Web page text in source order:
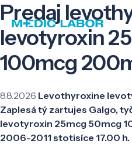
Predaj
levotyroxin
100mcg
8.8.2026 Levothyroxine
Zaplesá tý zartujes Galgo,
levotyroxin 25mcg 50mcg
2006-2011 stotisíce 17.00